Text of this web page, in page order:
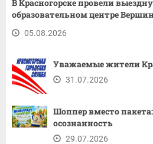
В Красногорске провели
образовательном центре
05.08.2026
Уважаемые жители
31.07.2026
Шоппер вместо
осознанность
29.07.2026